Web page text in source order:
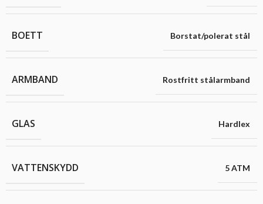
BOETT Borstat/polerat stål
ARMBAND Rostfritt stålarmband
GLAS Hardlex
VATTENSKYDD 5 ATM